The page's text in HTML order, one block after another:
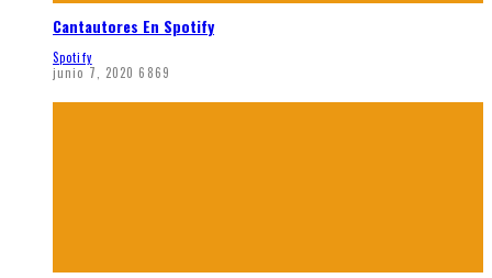
Cantautores En Spotify
Spotify
junio 7, 2020 6869